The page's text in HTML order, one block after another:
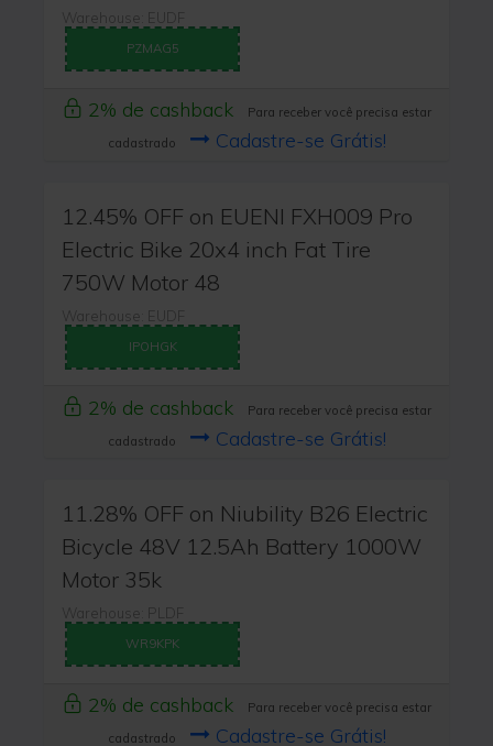
Warehouse: EUDF
PZMAG5
2% de cashback
Para receber você precisa estar
cadastrado
Cadastre-se Grátis!
12.45% OFF on EUENI FXH009 Pro
Electric Bike 20x4 inch Fat Tire
750W Motor 48
Warehouse: EUDF
IPOHGK
2% de cashback
Para receber você precisa estar
cadastrado
Cadastre-se Grátis!
11.28% OFF on Niubility B26 Electric
Bicycle 48V 12.5Ah Battery 1000W
Motor 35k
Warehouse: PLDF
WR9KPK
2% de cashback
Para receber você precisa estar
cadastrado
Cadastre-se Grátis!